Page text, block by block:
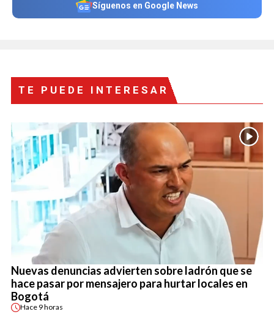
Síguenos en Google News
TE PUEDE INTERESAR
Nuevas denuncias advierten sobre ladrón que se
hace pasar por mensajero para hurtar locales en
Bogotá
Hace 9 horas